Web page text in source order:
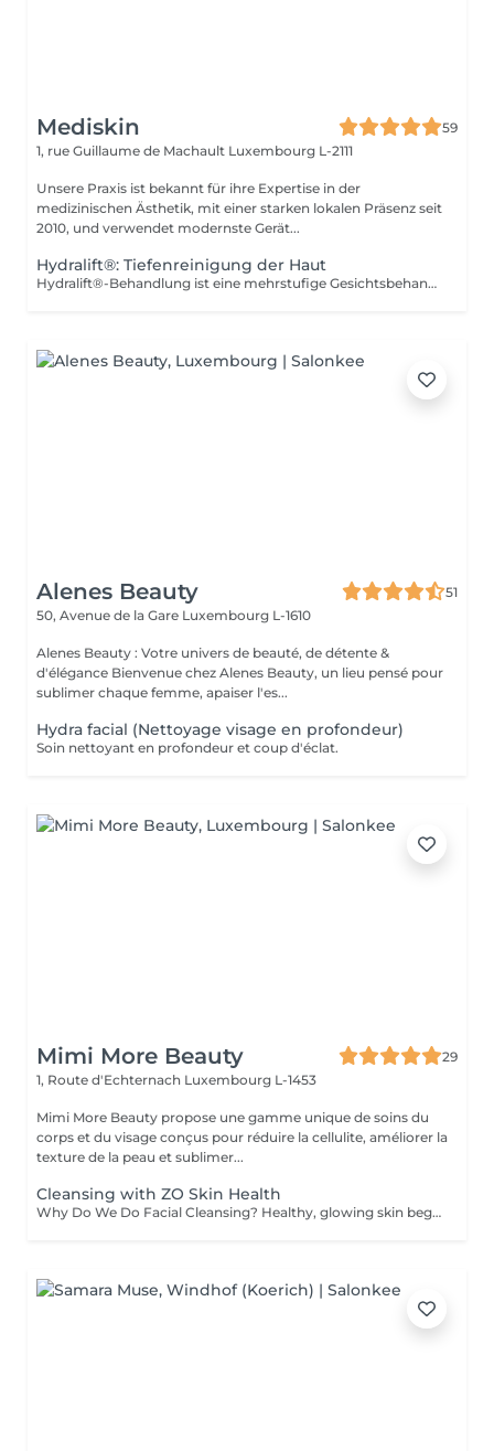
Mediskin
59
1, rue Guillaume de Machault Luxembourg L-2111
Unsere Praxis ist bekannt für ihre Expertise in der
medizinischen Ästhetik, mit einer starken lokalen Präsenz seit
2010, und verwendet modernste Gerät...
Hydralift®: Tiefenreinigung der Haut
Hydralift®-Behandlung ist eine mehrstufige Gesichtsbehandlung, die darauf abzielt, die Haut tief zu reinigen, zu exfolieren und zu hydratisieren. Es handelt sich um eine Methode zur Hautverjüngung, bei der feuchtigkeitsspendende und straffende Mittel verwendet werden, um das Erscheinungsbild und die Textur der Haut zu verbessern. Vorteile: -Tiefe Hydratation und verbesserte Hautelastizität. -Reduzierung von Falten und feinen Linien. -Reduzierung von Hautunreinheiten. -Augenringe. Anpassungsfähigkeit: -Die Hydralift®-Behandlung ist für alle Hauttypen geeignet und sehr beliebt wegen ihrer Vorteile für die Haut. Ergänzende Pflege: -Um die Behandlungsergebnisse zu optimieren und die soziale Ausfallzeit zu minimieren, ist eine Phototherapie-Sitzung inbegriffen. Diese hilft, Entzündungen zu reduzieren, die Kollagenproduktion zu stimulieren und die Hautheilung zu verbessern. Gegenanzeigen: -Nicht empfohlen für schwangere oder stillende Frauen. Während der ersten Sitzung werden wir gemeinsam Ihre Ziele festlegen und die für Ihre Haut am besten geeignete Peeling-Art bestimmen. Bei Fragen können Sie uns gerne kontaktieren oder einen kostenlosen Beratungstermin buchen
Alenes Beauty
51
50, Avenue de la Gare Luxembourg L-1610
Alenes Beauty : Votre univers de beauté, de détente &
d'élégance Bienvenue chez Alenes Beauty, un lieu pensé pour
sublimer chaque femme, apaiser l'es...
Hydra facial (Nettoyage visage en profondeur)
Soin nettoyant en profondeur et coup d'éclat.
Mimi More Beauty
29
1, Route d'Echternach Luxembourg L-1453
Mimi More Beauty propose une gamme unique de soins du
corps et du visage conçus pour réduire la cellulite, améliorer la
texture de la peau et sublimer...
Cleansing with ZO Skin Health
Why Do We Do Facial Cleansing? Healthy, glowing skin begins with proper cleansing. A professional facial cleansing goes beyond everyday washing, targeting impurities and buildup that regular skincare can't reach. Benefits of Facial Cleansing: - Removes dirt, excess oil, and dead skin cells - Unclogs pores and prevents breakouts - Stimulates blood circulation and skin renewal - Prepares the skin to absorb nourishing products more effectively - Leaves the complexion fresh, smooth, and radiant We perform every facial cleansing using premium ZO Skin Health formulas by Dr. Zein Obagi, providing medical-quality skincare with visible improvements. Recommended age: Facial cleansing is suitable for both women and men starting from the age of 12-15, when the skin often begins to experience excess oil and clogged pores. It is also highly beneficial for adults seeking to maintain healthy, radiant, and youthful-looking skin. Contraindications: Facial cleansing is not recommended in cases of: - Active skin infections or inflammation - Severe acne in the acute stage - Open wounds, cuts, or burns on the face - Skin allergies or individual intolerance to treatment ingredients - Certain dermatological or systemic conditions (consultation required) Before your session, our specialist will carefully assess your skin and offer the most effective treatment for you.